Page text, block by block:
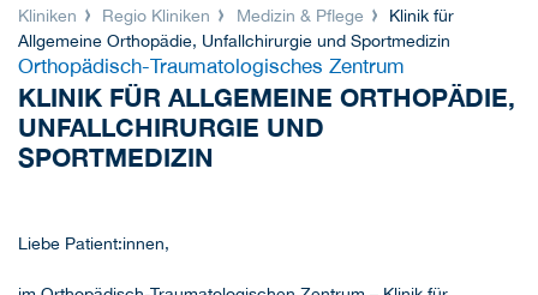
Kliniken Regio Kliniken Medizin & Pflege
Klinik für
Allgemeine Orthopädie, Unfallchirurgie und Sportmedizin
Orthopädisch-Traumatologisches Zentrum
KLINIK FÜR ALLGEMEINE ORTHOPÄDIE,
UNFALLCHIRURGIE UND
SPORTMEDIZIN
Liebe Patient:innen,